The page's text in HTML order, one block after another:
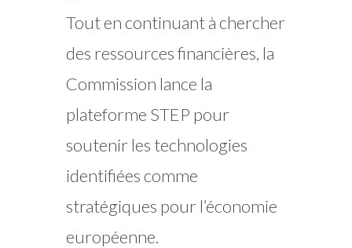
Tout en continuant à chercher
des ressources financières, la
Commission lance la
plateforme STEP pour
soutenir les technologies
identifiées comme
stratégiques pour l’économie
européenne.